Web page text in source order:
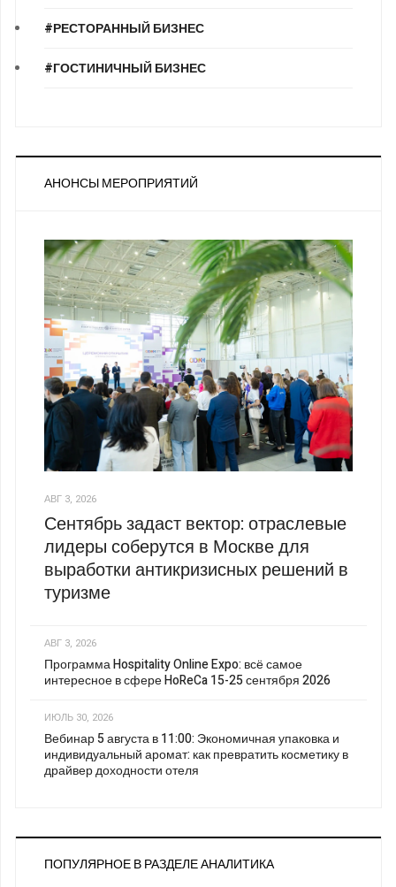
#РЕСТОРАННЫЙ БИЗНЕС
#ГОСТИНИЧНЫЙ БИЗНЕС
АНОНСЫ МЕРОПРИЯТИЙ
АВГ 3, 2026
Сентябрь задаст вектор: отраслевые
лидеры соберутся в Москве для
выработки антикризисных решений в
туризме
АВГ 3, 2026
Программа Hospitality Online Expo: всё самое
интересное в сфере HoReCa 15-25 сентября 2026
ИЮЛЬ 30, 2026
Вебинар 5 августа в 11:00: Экономичная упаковка и
индивидуальный аромат: как превратить косметику в
драйвер доходности отеля
ПОПУЛЯРНОЕ В РАЗДЕЛЕ АНАЛИТИКА